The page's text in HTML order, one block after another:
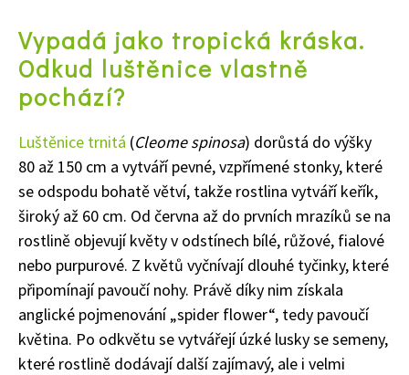
Vypadá jako tropická kráska.
Odkud luštěnice vlastně
pochází?
Luštěnice trnitá (Cleome spinosa) dorůstá do výšky
80 až 150 cm a vytváří pevné, vzpřímené stonky, které
se odspodu bohatě větví, takže rostlina vytváří keřík,
široký až 60 cm. Od června až do prvních mrazíků se na
rostlině objevují květy v odstínech bílé, růžové, fialové
nebo purpurové. Z květů vyčnívají dlouhé tyčinky, které
připomínají pavoučí nohy. Právě díky nim získala
anglické pojmenování „spider flower“, tedy pavoučí
květina. Po odkvětu se vytvářejí úzké lusky se semeny,
které rostlině dodávají další zajímavý, ale i velmi